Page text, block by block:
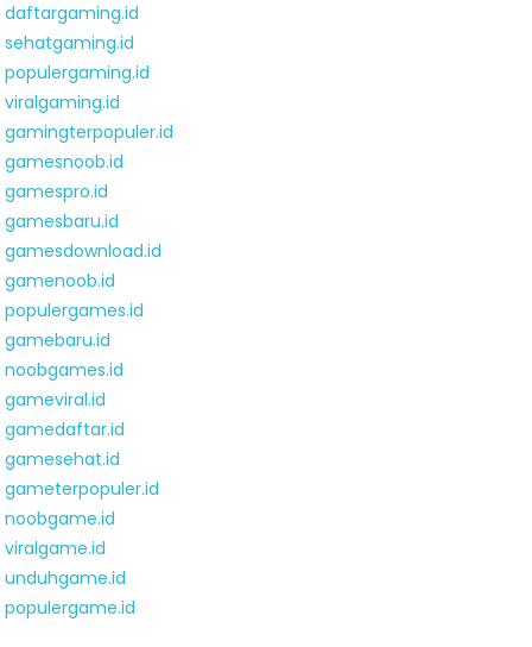
daftargaming.id
sehatgaming.id
populergaming.id
viralgaming.id
gamingterpopuler.id
gamesnoob.id
gamespro.id
gamesbaru.id
gamesdownload.id
gamenoob.id
populergames.id
gamebaru.id
noobgames.id
gameviral.id
gamedaftar.id
gamesehat.id
gameterpopuler.id
noobgame.id
viralgame.id
unduhgame.id
populergame.id